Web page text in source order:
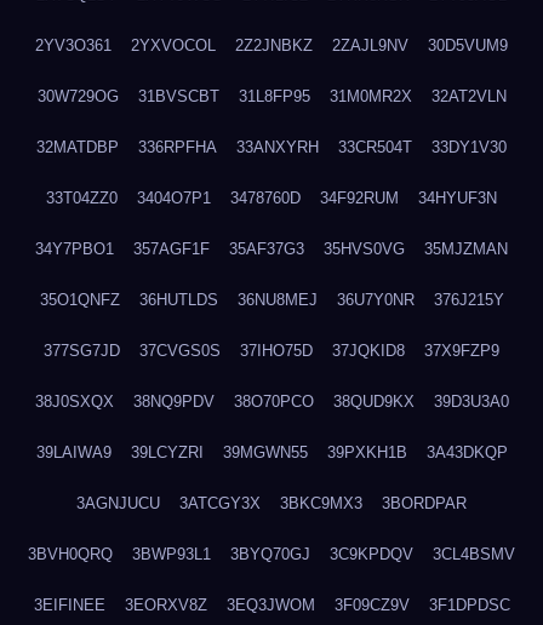
2YV3O361 2YXVOCOL 2Z2JNBKZ 2ZAJL9NV 30D5VUM9
30W729OG 31BVSCBT 31L8FP95 31M0MR2X 32AT2VLN
32MATDBP 336RPFHA 33ANXYRH 33CR504T 33DY1V30
33T04ZZ0 3404O7P1 3478760D 34F92RUM 34HYUF3N
34Y7PBO1 357AGF1F 35AF37G3 35HVS0VG 35MJZMAN
35O1QNFZ 36HUTLDS 36NU8MEJ 36U7Y0NR 376J215Y
377SG7JD 37CVGS0S 37IHO75D 37JQKID8 37X9FZP9
38J0SXQX 38NQ9PDV 38O70PCO 38QUD9KX 39D3U3A0
39LAIWA9 39LCYZRI 39MGWN55 39PXKH1B 3A43DKQP
3AGNJUCU 3ATCGY3X 3BKC9MX3 3BORDPAR
3BVH0QRQ 3BWP93L1 3BYQ70GJ 3C9KPDQV 3CL4BSMV
3EIFINEE 3EORXV8Z 3EQ3JWOM 3F09CZ9V 3F1DPDSC